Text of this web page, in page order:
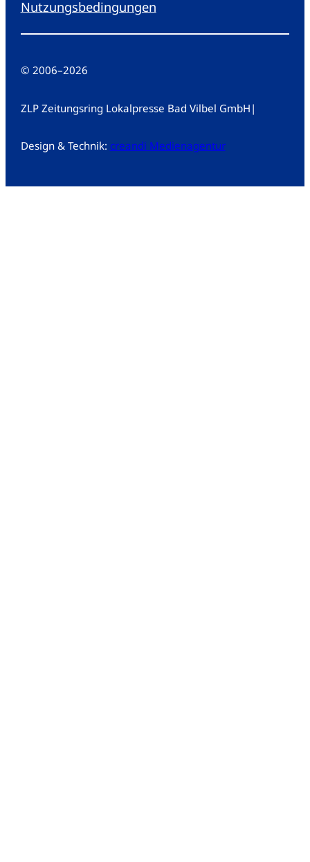
Nutzungsbedingungen
© 2006–2026
ZLP Zeitungsring Lokalpresse Bad Vilbel GmbH |
Design & Technik: creandi Medienagentur